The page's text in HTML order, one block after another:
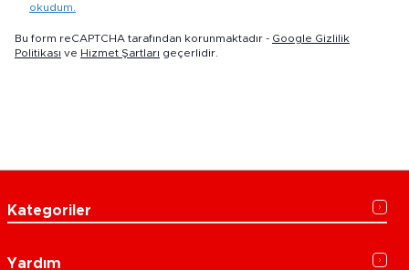
okudum.
Bu form reCAPTCHA tarafından korunmaktadır - Google Gizlilik
Politikası ve Hizmet Şartları geçerlidir.
Kategoriler
Yardım